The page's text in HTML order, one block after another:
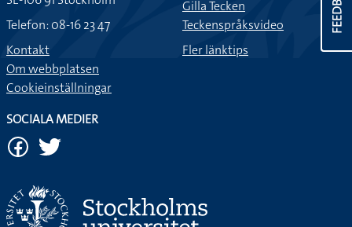
Telefon: 08-16 23 47
Kontakt
Om webbplatsen
Cookieinställningar
Gilla Tecken
Teckenspråksvideo
Fler länktips
SOCIALA MEDIER